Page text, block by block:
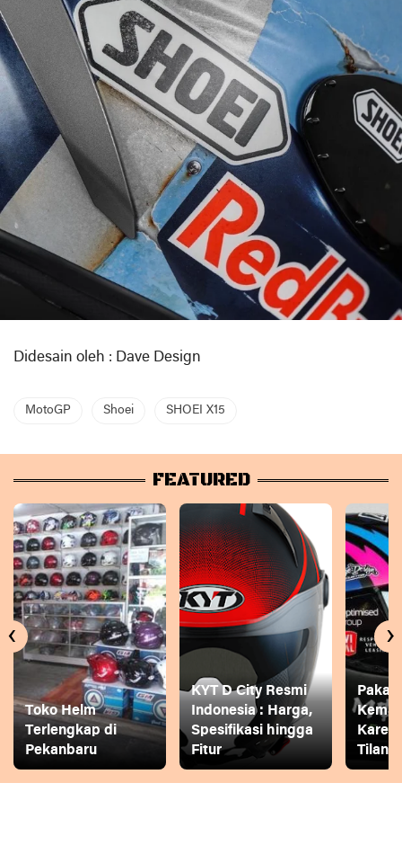
Didesain oleh : Dave Design
MotoGP Shoei SHOEI X15
FEATURED
Toko Helm
Terlengkap di
Pekanbaru
KYT D City Resmi
Indonesia : Harga,
Spesifikasi hingga
Fitur
Pakai
Tilang
‹ ›